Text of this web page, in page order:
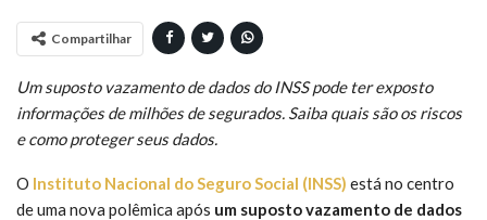
Compartilhar
Um suposto vazamento de dados do INSS pode ter exposto
informações de milhões de segurados. Saiba quais são os riscos
e como proteger seus dados.
O Instituto Nacional do Seguro Social (INSS) está no centro
de uma nova polêmica após um suposto vazamento de dados